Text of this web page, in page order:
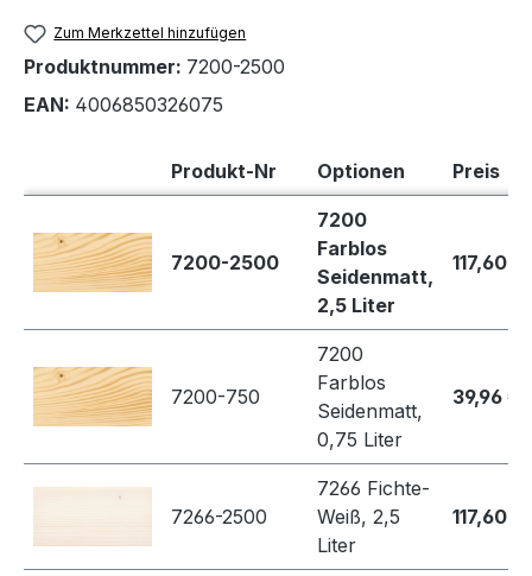
Zum Merkzettel hinzufügen
Produktnummer: 7200-2500
EAN: 4006850326075
Produkt-Nr Optionen Preis
7200-2500
7200
Farblos
Seidenmatt,
2,5 Liter
117,60 €
7200-750
7200
Farblos
Seidenmatt,
0,75 Liter
39,96 €
7266-2500
7266 Fichte-
Weiß, 2,5
Liter
117,60 €